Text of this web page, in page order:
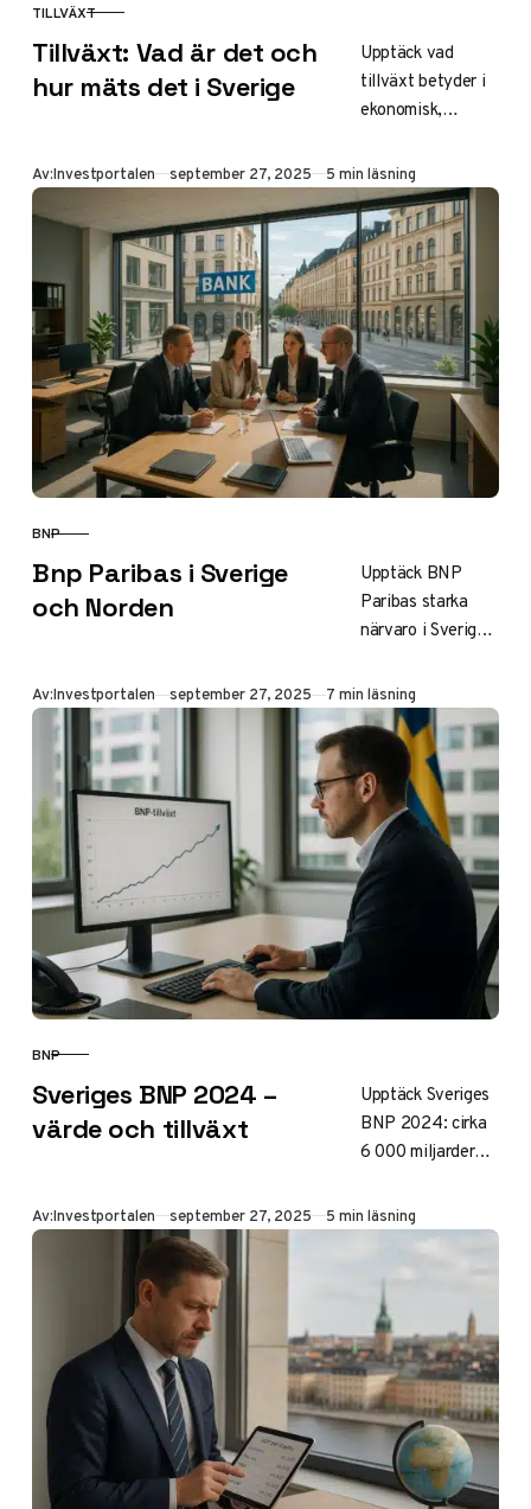
KATEGORI
TILLVÄXT
Tillväxt: Vad är det och
hur mäts det i Sverige
Upptäck vad
tillväxt betyder i
ekonomisk,
biologisk mening.
Lär dig om
organisk tillväxt,
BNP-mätning i
Sverige, hållbar
utveckling enligt
Agenda 2030 och
tillväxtkurvor för
barn.
Av:Investportalen Publicerad
september 27, 2025 5 min läsning
KATEGORI
BNP
Bnp Paribas i Sverige
och Norden
Upptäck BNP
Paribas starka
närvaro i Sverige
tjänster inom
corporate banking,
personal finance,
Cardif-
försäkringar och
leasing. Läs om
aktie, Nordic
Open, login och
uppsägning av
trygg finansiering.
Av:Investportalen Publicerad
september 27, 2025 7 min läsning
KATEGORI
BNP
Sveriges BNP 2024 –
värde och tillväxt
Upptäck Sveriges
BNP 2024: cirka
6 000 miljarder
tillväxt driven av
export och
investeringar.
Jämför med
tidigare år,
prognos för 2025
och per capita-
värden. Enkel
förklaring av
ekonomins hälsa.
Av:Investportalen Publicerad
september 27, 2025 5 min läsning